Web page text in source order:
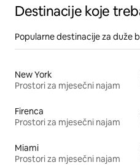
Destinacije koje
Popularne destinacije za duže
New York
Prostori za mjesečni najam
Firenca
Prostori za mjesečni najam
Miami
Prostori za mjesečni najam